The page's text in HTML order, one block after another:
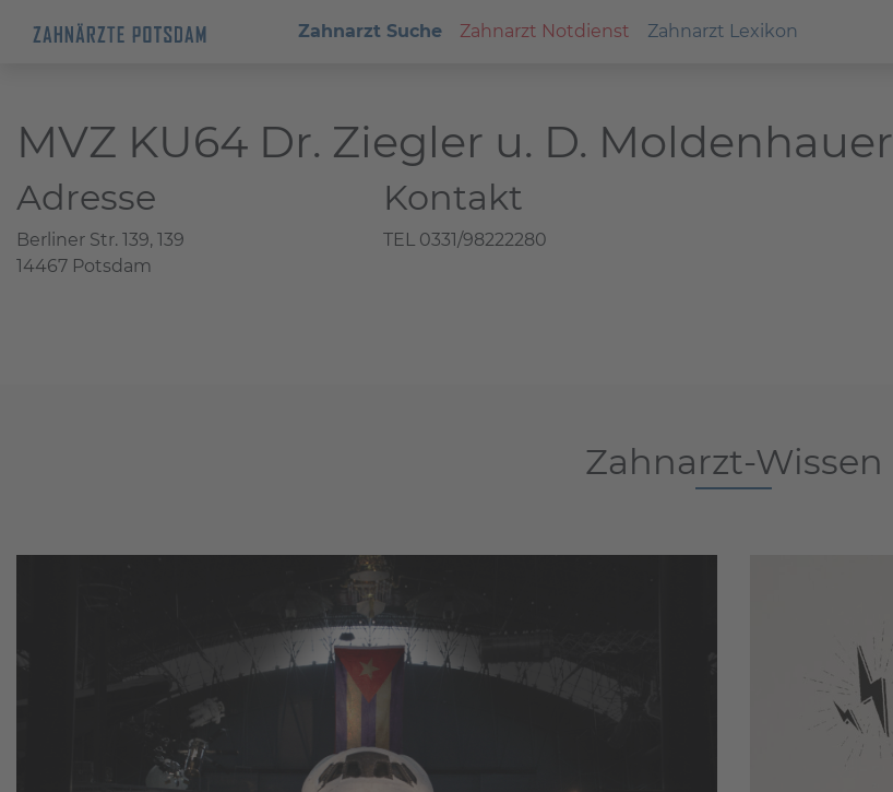
Zahnarzt Suche Zahnarzt Notdienst Zahnarzt Lexikon
MVZ KU64 Dr. Ziegler u. D. Moldenhauer
Adresse
Berliner Str. 139, 139
14467 Potsdam
Kontakt
TEL 0331/98222280
Zahnarzt-Wissen